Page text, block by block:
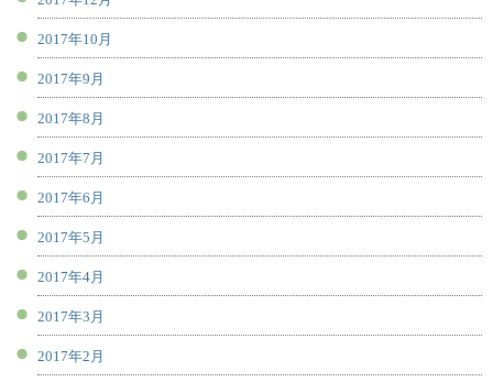
2017年10月
2017年9月
2017年8月
2017年7月
2017年6月
2017年5月
2017年4月
2017年3月
2017年2月